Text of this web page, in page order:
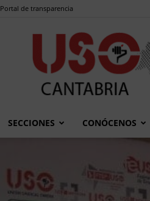
Portal de transparencia
SECCIONES CONÓCENOS